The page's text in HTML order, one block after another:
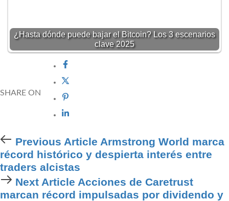
¿Hasta dónde puede bajar el Bitcoin? Los 3 escenarios
clave 2025
SHARE ON
Previous
Article
Previous Article Armstrong World marca
récord histórico y despierta interés entre
traders alcistas
Next
Article
Next Article Acciones de Caretrust
marcan récord impulsadas por dividendo y